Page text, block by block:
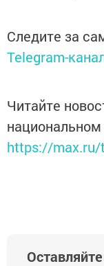
Следите за
Telegram-
Читайте
https://max.ru/